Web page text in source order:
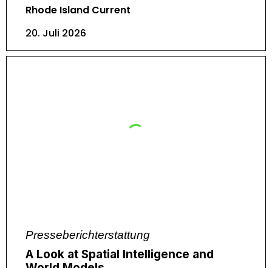
Rhode Island Current
20. Juli 2026
Presseberichterstattung
A Look at Spatial Intelligence and